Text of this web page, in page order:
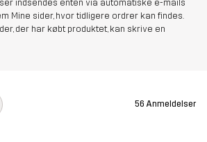
indsendes enten via automatiske e-mails
Mine sider, hvor tidligere ordrer kan findes.
der har købt produktet, kan skrive en
56 Anmeldelser